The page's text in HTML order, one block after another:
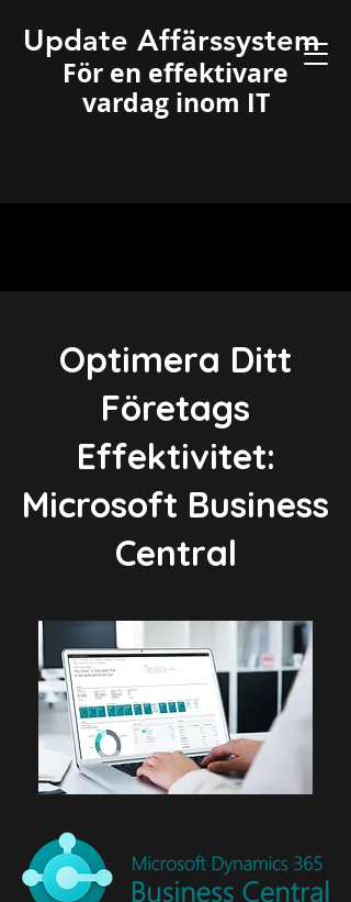
Update Affärssystem
För en effektivare
vardag inom IT
Optimera Ditt
Företags
Effektivitet:
Microsoft Business
Central